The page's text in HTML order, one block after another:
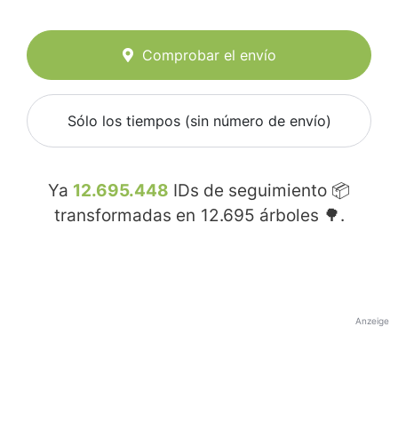
Comprobar el envío
Sólo los tiempos (sin número de envío)
Ya 12.695.448 IDs de seguimiento 📦
transformadas en 12.695 árboles 🌳.
Anzeige